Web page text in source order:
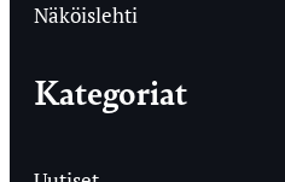
Näköislehti
Kategoriat